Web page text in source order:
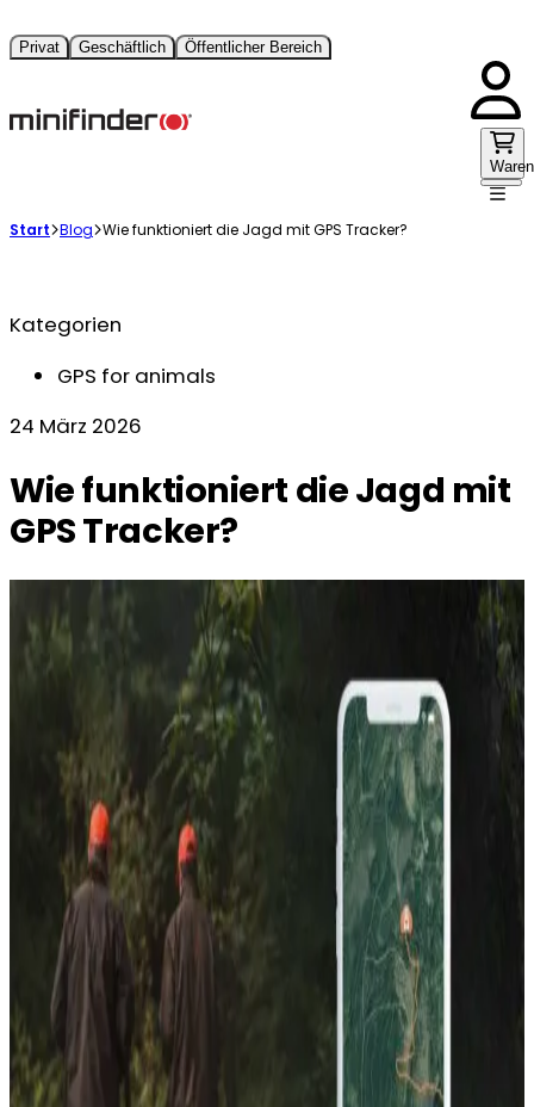
Privat Geschäftlich Öffentlicher Bereich
Start Blog Wie funktioniert die Jagd mit GPS Tracker?
Kategorien
GPS for animals
24 März 2026
Wie funktioniert die Jagd mit
GPS Tracker?